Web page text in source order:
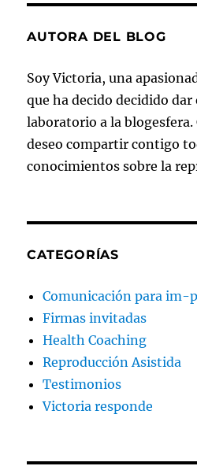
AUTORA DEL BLOG
Soy Victoria, una
que ha decido decidido dar
laboratorio a la
deseo compartir contigo
conocimientos sobre la
CATEGORÍAS
Comunicación para im-
Firmas invitadas
Health Coaching
Reproducción Asistida
Testimonios
Victoria responde